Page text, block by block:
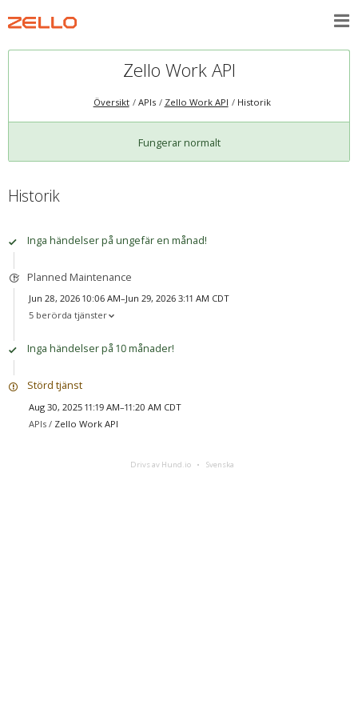
Zello Work API
Översikt APIs Zello Work API Historik
Fungerar normalt
Historik
Inga händelser på ungefär en månad!
Planned Maintenance
Jun 28, 2026 10:06 AM–Jun 29, 2026 3:11 AM CDT
5 berörda tjänster
Inga händelser på 10 månader!
Störd tjänst
Aug 30, 2025 11:19 AM–11:20 AM CDT
APIs / Zello Work API
Drivs av Hund.io Svenska